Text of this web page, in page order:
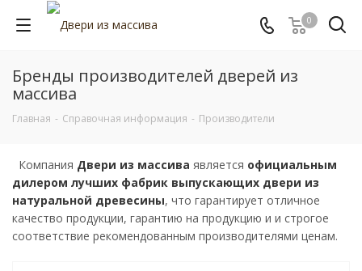
0
Бренды производителей дверей из
массива
Главная - Справочная информация - Производители
Компания Двери из массива является официальным
дилером лучших фабрик выпускающих двери из
натуральной древесины, что гарантирует отличное
качество продукции, гарантию на продукцию и и строгое
соответствие рекомендованным производителями ценам.